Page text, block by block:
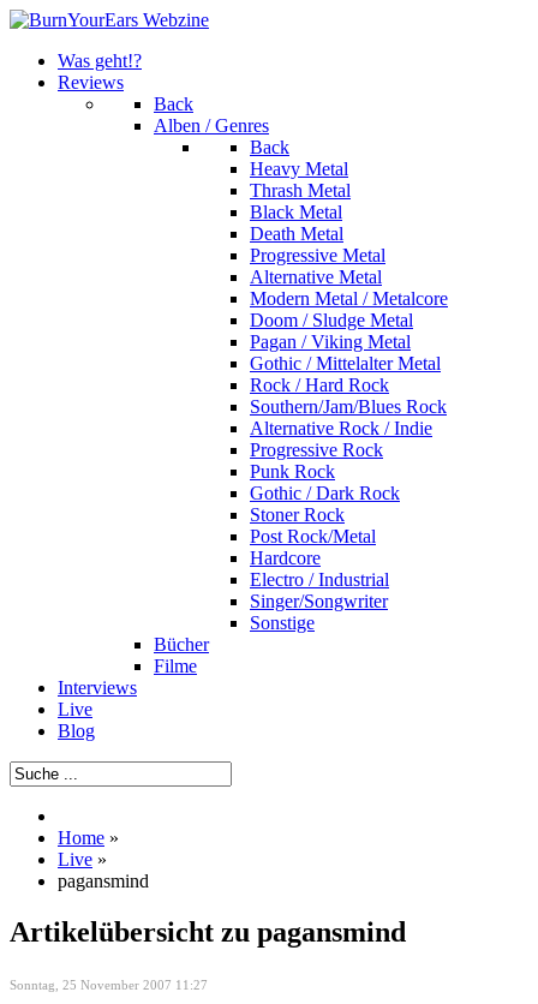
Was geht!?
Reviews
Back
Alben / Genres
Back
Heavy Metal
Thrash Metal
Black Metal
Death Metal
Progressive Metal
Alternative Metal
Modern Metal / Metalcore
Doom / Sludge Metal
Pagan / Viking Metal
Gothic / Mittelalter Metal
Rock / Hard Rock
Southern/Jam/Blues Rock
Alternative Rock / Indie
Progressive Rock
Punk Rock
Gothic / Dark Rock
Stoner Rock
Post Rock/Metal
Hardcore
Electro / Industrial
Singer/Songwriter
Sonstige
Bücher
Filme
Interviews
Live
Blog
Home »
Live »
pagansmind
Artikelübersicht zu pagansmind
Sonntag, 25 November 2007 11:27